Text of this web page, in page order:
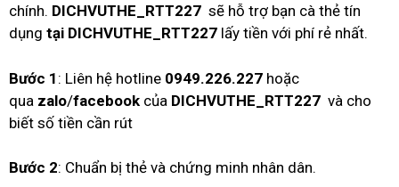
chính. DICHVUTHE_RTT227 sẽ hỗ trợ bạn cà thẻ tín
dụng tại DICHVUTHE_RTT227 lấy tiền với phí rẻ nhất.
Bước 1 : Liên hệ hotline 0949.226.227 hoặc
qua zalo/facebook của DICHVUTHE_RTT227 và cho
biết số tiền cần rút
Bước 2: Chuẩn bị thẻ và chứng minh nhân dân.